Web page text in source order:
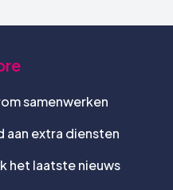
samenwerken
aan extra diensten
het laatste nieuws